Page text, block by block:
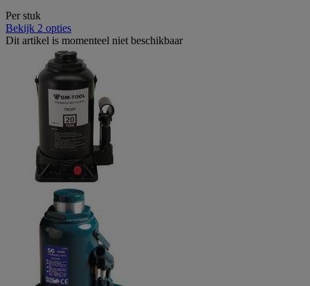
Per stuk
Bekijk 2 opties
Dit artikel is momenteel niet beschikbaar